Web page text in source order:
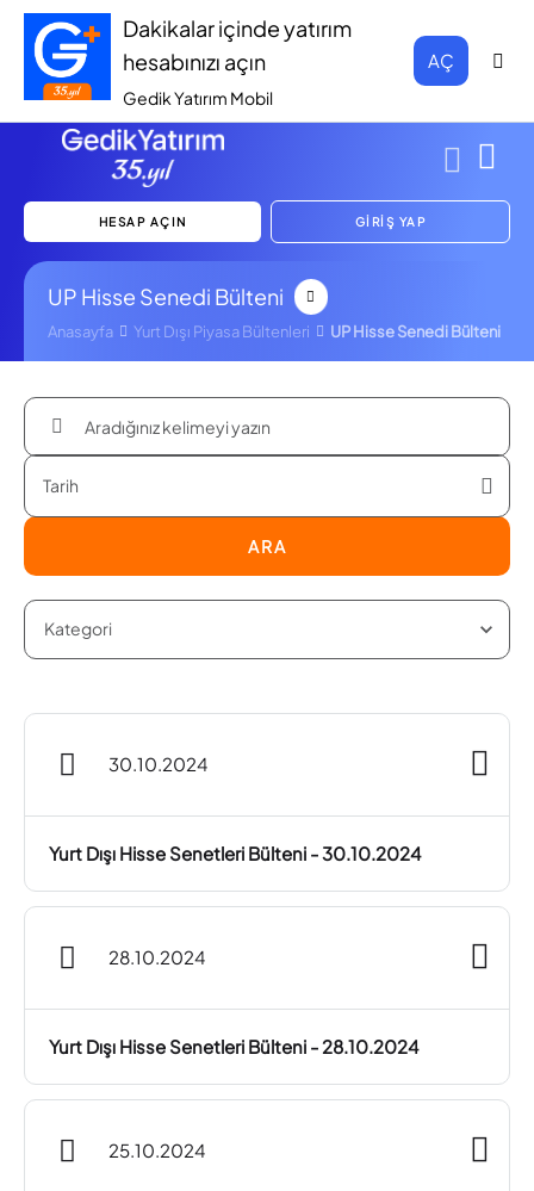
Dakikalar içinde yatırım
hesabınızı açın
Gedik Yatırım Mobil
AÇ
HESAP AÇIN GİRİŞ YAP
UP Hisse Senedi Bülteni
Anasayfa Yurt Dışı Piyasa Bültenleri UP Hisse Senedi Bülteni
ARA
30.10.2024
Yurt Dışı Hisse Senetleri Bülteni - 30.10.2024
28.10.2024
Yurt Dışı Hisse Senetleri Bülteni - 28.10.2024
25.10.2024